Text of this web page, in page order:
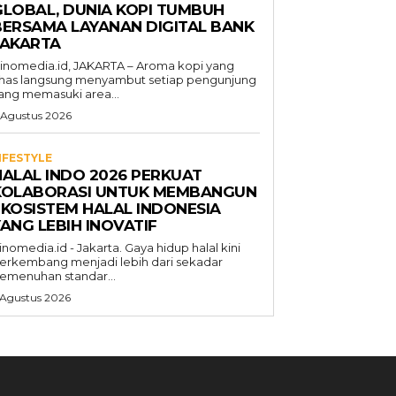
DUNIA KOPI TUMBUH
LAYANAN DIGITAL BANK
JAKARTA – Aroma kopi yang
langsung menyambut setiap pengunjung
memasuki area...
2026
INDO 2026 PERKUAT
UNTUK MEMBANGUN
HALAL INDONESIA
LEBIH INOVATIF
- Jakarta. Gaya hidup halal kini
menjadi lebih dari sekadar
standar...
2026